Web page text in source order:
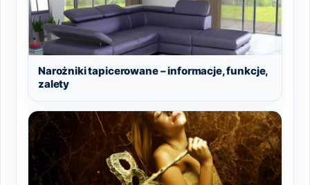
Narożniki tapicerowane – informacje, funkcje,
zalety